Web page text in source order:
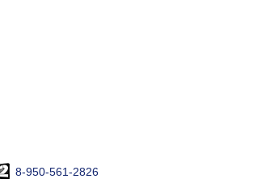
8-950-561-2826